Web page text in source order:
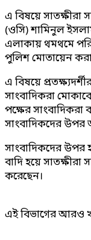
এ বিষয়ে সাতক্ষীরা
(ওসি) শামিনুল
এলাকায় থমথমে
পুলিশ মোতায়েন করা
এ বিষয়ে
সাংবাদিকরা
পক্ষের সাংবাদিকরা
সাংবাদিকদের উপর
সাংবাদিকদের উপর
বাদি হয়ে
করেছেন।
এই বিভাগের আরও